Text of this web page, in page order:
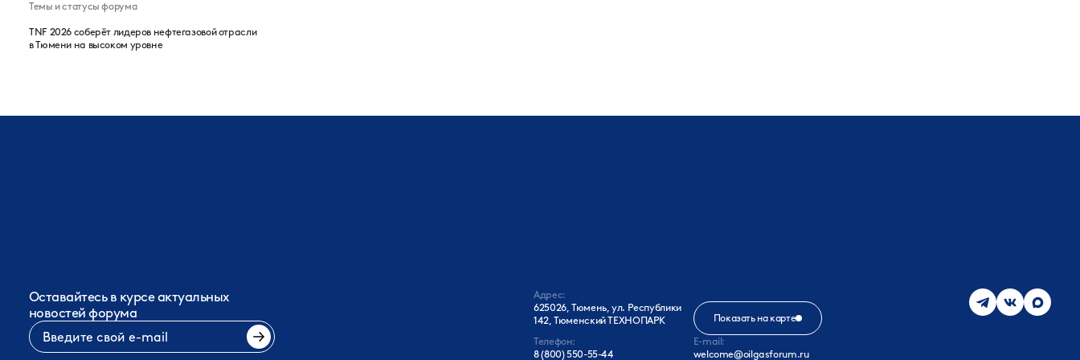
Темы и статусы форума
TNF 2026 соберёт лидеров нефтегазовой отрасли
в Тюмени на высоком уровне
Оставайтесь в курсе актуальных
новостей форума
Адрес:
625026, Тюмень, ул. Республики
142, Тюменский ТЕХНОПАРК
Показать на карте
Телефон:
8 (800) 550-55-44
E-mail:
welcome@oilgasforum.ru